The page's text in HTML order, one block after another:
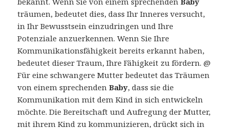
träumen, bedeutet dies, dass Ihr Inneres versucht,
in Ihr Bewusstsein einzudringen und Ihre
Potenziale anzuerkennen. Wenn Sie Ihre
Kommunikationsfähigkeit bereits erkannt haben,
bedeutet dieser Traum, Ihre Fähigkeit zu fördern. @
Für eine schwangere Mutter bedeutet das Träumen
von einem sprechendenBaby, dass sie die
Kommunikation mit dem Kind in sich entwickeln
möchte. Die Bereitschaft und Aufregung der Mutter,
mit ihrem Kind zu kommunizieren, drückt sich in